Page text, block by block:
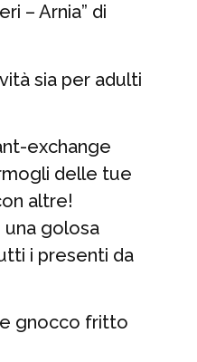
– Arnia” di
sia per adulti
exchange
delle tue
altre!
golosa
i presenti da
gnocco fritto